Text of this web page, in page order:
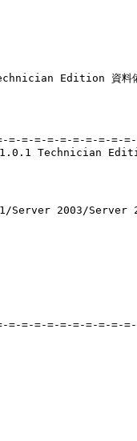
Edition 資料備
=-=-=-=-=-=-=-=-=-
Technician Edition
Server 2003/
=-=-=-=-=-=-=-=-=-